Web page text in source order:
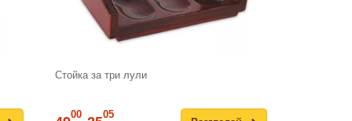
Стойка за три лули
00 05